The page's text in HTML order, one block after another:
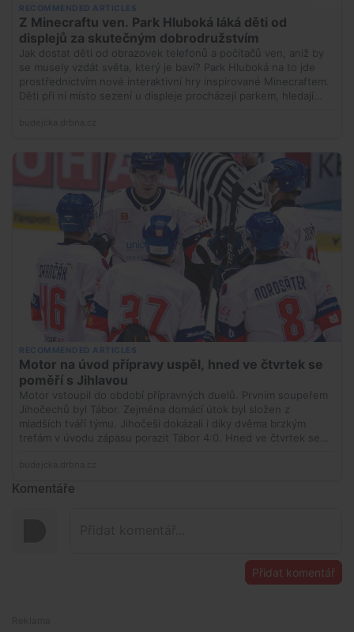
Komentáře
Přidat komentář